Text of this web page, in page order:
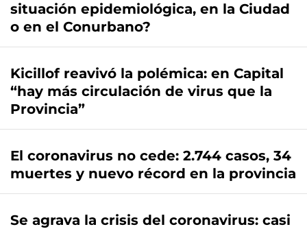
situación epidemiológica, en la Ciudad
o en el Conurbano?
Kicillof reavivó la polémica: en Capital
“hay más circulación de virus que la
Provincia”
El coronavirus no cede: 2.744 casos, 34
muertes y nuevo récord en la provincia
Se agrava la crisis del coronavirus: casi